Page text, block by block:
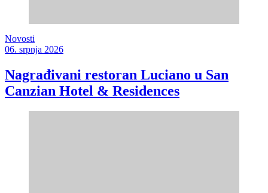
Novosti
06. srpnja 2026
Nagrađivani restoran Luciano u San
Canzian Hotel & Residences